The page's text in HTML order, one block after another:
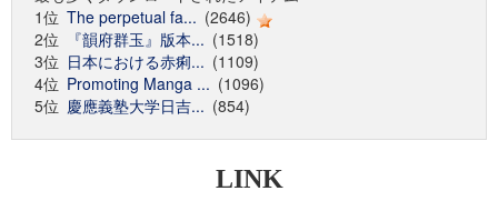
1位 The perpetual fa... (2646)
2位
『韻府群玉』版本... (1518)
3位 日本における赤痢... (1109)
4位 Promoting Manga ... (1096)
5位 慶應義塾大学日吉... (854)
LINK